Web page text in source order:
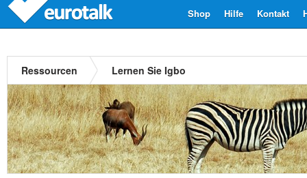
Kontakt
Hilfe
Shop
Ressourcen Lernen Sie Igbo